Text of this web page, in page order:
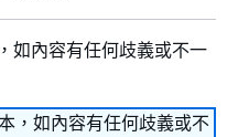
如內容有任何歧義或不一
，如內容有任何歧義或不